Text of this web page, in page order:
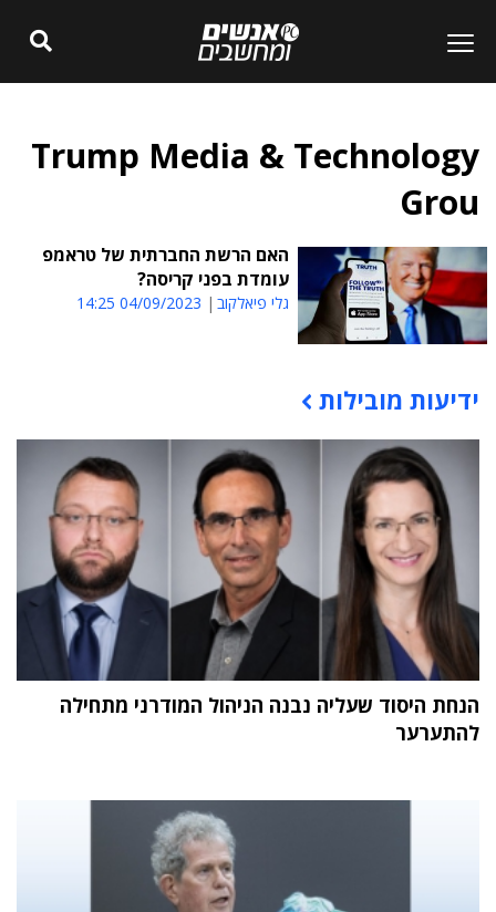
Trump Media & Technology
Grou
האם הרשת החברתית של טראמפ
עומדת בפני קריסה?
גלי פיאלקוב 04/09/2023 14:25
תוכן פרסומי
ידיעות מובילות
הנחת היסוד שעליה נבנה הניהול המודרני מתחילה
להתערער